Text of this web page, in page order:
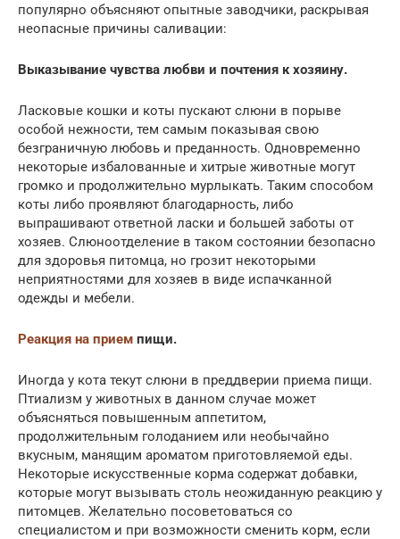
популярно объясняют опытные заводчики, раскрывая
неопасные причины саливации:
Выказывание чувства любви и почтения к хозяину.
Ласковые кошки и коты пускают слюни в порыве
особой нежности, тем самым показывая свою
безграничную любовь и преданность. Одновременно
некоторые избалованные и хитрые животные могут
громко и продолжительно мурлыкать. Таким способом
коты либо проявляют благодарность, либо
выпрашивают ответной ласки и большей заботы от
хозяев. Слюноотделение в таком состоянии безопасно
для здоровья питомца, но грозит некоторыми
неприятностями для хозяев в виде испачканной
одежды и мебели.
Реакция на прием пищи.
Иногда у кота текут слюни в преддверии приема пищи.
Птиализм у животных в данном случае может
объясняться повышенным аппетитом,
продолжительным голоданием или необычайно
вкусным, манящим ароматом приготовляемой еды.
Некоторые искусственные корма содержат добавки,
которые могут вызывать столь неожиданную реакцию у
питомцев. Желательно посоветоваться со
специалистом и при возможности сменить корм, если